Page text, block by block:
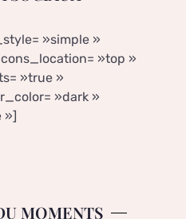
»simple »
»top »
»true »
»dark »
»]
MOMENTS